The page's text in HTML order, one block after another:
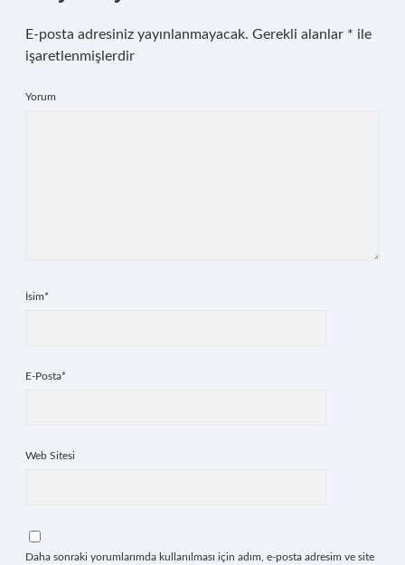
E-posta adresiniz yayınlanmayacak. Gerekli alanlar * ile
işaretlenmişlerdir
Yorum
İsim*
E-Posta*
Web Sitesi
Daha sonraki yorumlarımda kullanılması için adım, e-posta adresim ve site